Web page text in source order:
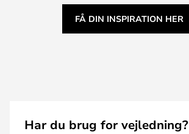
FÅ DIN INSPIRATION HER
Har du brug for vejledning?